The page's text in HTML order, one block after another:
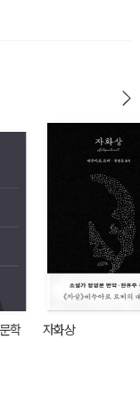
학
자화상